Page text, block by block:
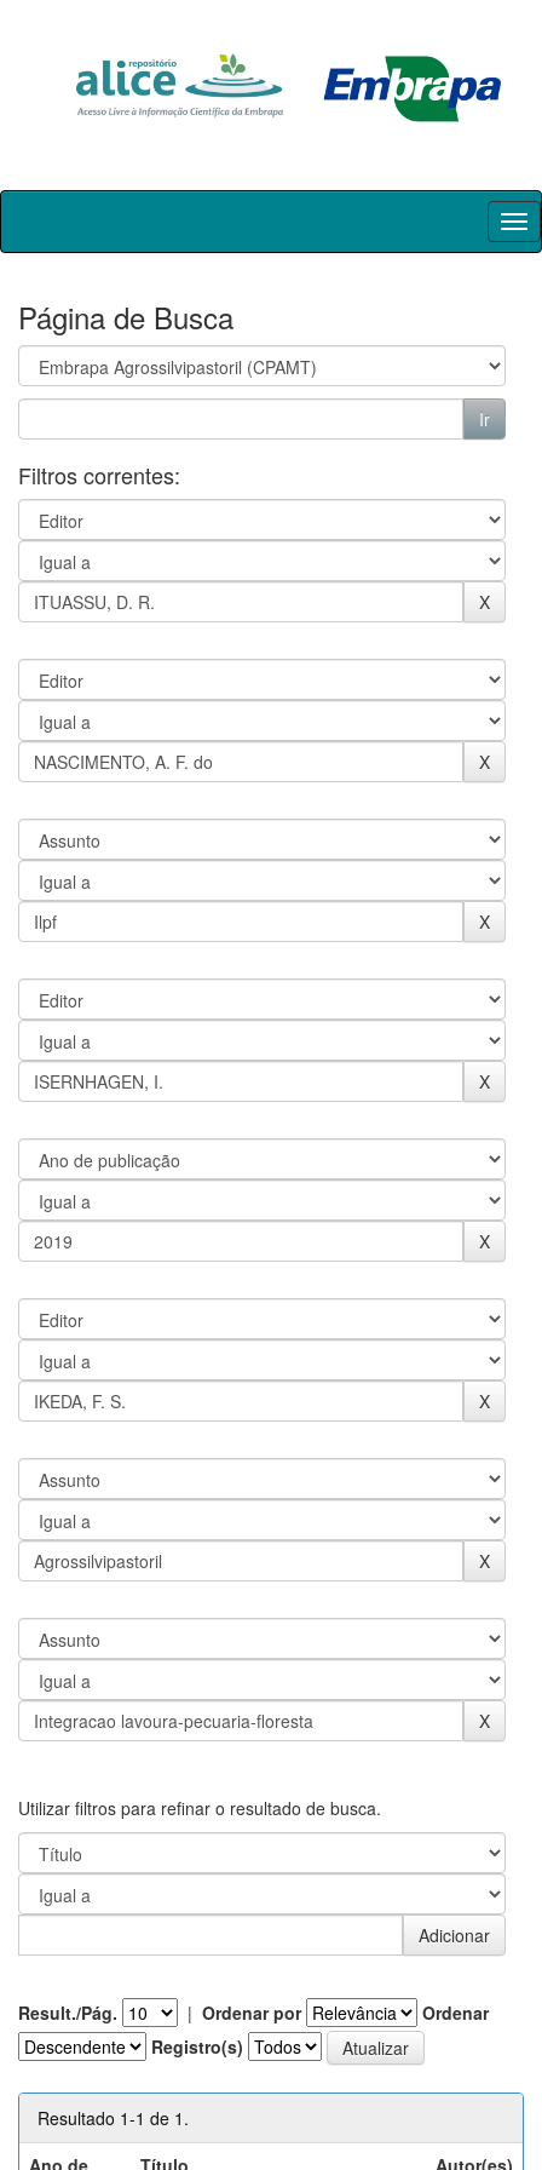
Skip
Página de Busca
Filtros correntes:
Utilizar filtros para refinar o resultado de busca.
Result./Pág. | Ordenar por
Ordenar
Registro(s)
Resultado 1-1 de 1.
Ano de
Título Autor(es)